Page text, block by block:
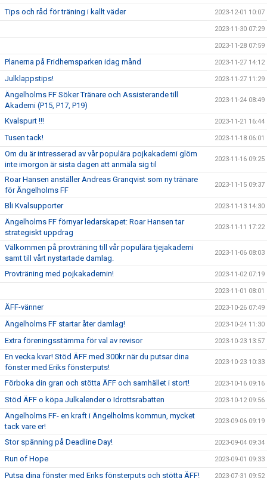
Tips och råd för träning i kallt väder 2023-12-01 10:07
2023-11-30 07:29
2023-11-28 07:59
Planerna på Fridhemsparken idag månd 2023-11-27 14:12
Julklappstips! 2023-11-27 11:29
Ängelholms FF Söker Tränare och Assisterande till
Akademi (P15, P17, P19)
2023-11-24 08:49
Kvalspurt !!! 2023-11-21 16:44
Tusen tack! 2023-11-18 06:01
Om du är intresserad av vår populära pojkakademi glöm
inte imorgon är sista dagen att anmäla sig til
2023-11-16 09:25
Roar Hansen anställer Andreas Granqvist som ny tränare
för Ängelholms FF
2023-11-15 09:37
Bli Kvalsupporter 2023-11-13 14:30
Ängelholms FF förnyar ledarskapet: Roar Hansen tar
strategiskt uppdrag
2023-11-11 17:22
Välkommen på provträning till vår populära tjejakademi
samt till vårt nystartade damlag.
2023-11-06 08:03
Provträning med pojkakademin! 2023-11-02 07:19
2023-11-01 08:01
ÄFF-vänner 2023-10-26 07:49
Ängelholms FF startar åter damlag! 2023-10-24 11:30
Extra föreningsstämma för val av revisor 2023-10-23 13:57
En vecka kvar! Stöd ÄFF med 300kr när du putsar dina
fönster med Eriks fönsterputs!
2023-10-23 10:33
Förboka din gran och stötta ÄFF och samhället i stort! 2023-10-16 09:16
Stöd ÄFF o köpa Julkalender o Idrottsrabatten 2023-10-12 09:56
Ängelholms FF- en kraft i Ängelholms kommun, mycket
tack vare er!
2023-09-06 09:19
Stor spänning på Deadline Day! 2023-09-04 09:34
Run of Hope 2023-09-01 09:33
Putsa dina fönster med Eriks fönsterputs och stötta ÄFF! 2023-07-31 09:52